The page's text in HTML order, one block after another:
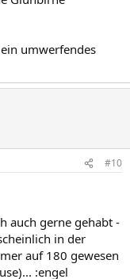
umwerfendes
#10
auch gerne gehabt -
in der
auf 180 gewesen
:engel